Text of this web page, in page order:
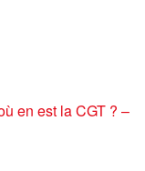
en est la CGT ? –